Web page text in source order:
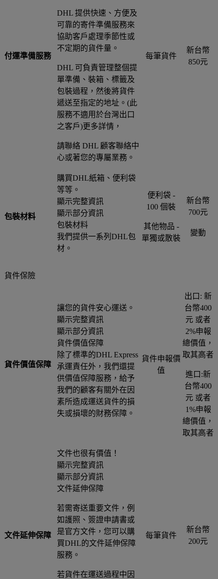
付運準備服務
DHL 提供快速、方便及
可靠的寄件準備服務來
協助客戶處理季節性或
不定期的貨件量。
DHL 可負責管理整個提
單準備、裝箱、標籤及
包裝過程，然後將貨件
遞送至指定的地址。(此
服務不適用於台灣出口
之客戶)更多詳情，
請聯絡 DHL 顧客聯絡中
心或著您的專屬業務。
每筆貨件
新台幣
850元
包裝材料
購買DHL紙箱、便利袋
等等。
顯示完整資訊
顯示部分資訊
包裝材料
我們提供一系列DHL包
材。
便利袋 -
100 個裝
其他物品 -
單獨或散裝
新台幣
700元
變動
貨件保險
貨件價值保障
讓您的貨件安心運送。
顯示完整資訊
顯示部分資訊
貨件價值保障
除了標準的DHL Express
承運責任外，我們還提
供價值保障服務，給予
我們的顧客有關外在因
素所造成運送貨件的損
失或損壞的財務保障。
貨件申報價
值
出口: 新
台幣400
元 或者
2%申報
總價值，
取其高者
進口:新
台幣400
元 或者
1%申報
總價值，
取其高者
文件延伸保障
文件也很有價值！
顯示完整資訊
顯示部分資訊
文件延伸保障
若需寄送重要文件，例
如護照、簽證申請書或
是官方文件，您可以購
買DHL的文件延伸保障
服務。
若貨件在運送過程中因
每筆貨件
新台幣
200元